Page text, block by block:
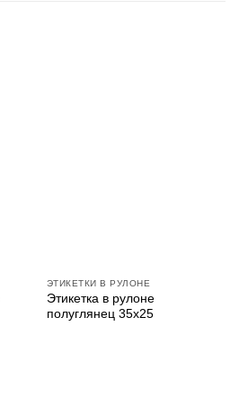
ЭТИКЕТКИ В РУЛОНЕ
Этикетка в рулоне
полуглянец 35х25